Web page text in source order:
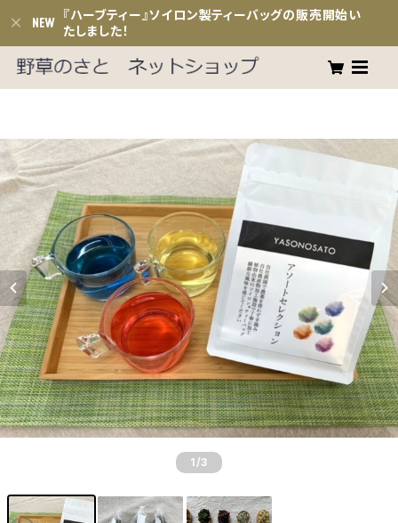
『ハーブティー』ソイロン製ティーバッグの販売開始い
たしました！
1 /3